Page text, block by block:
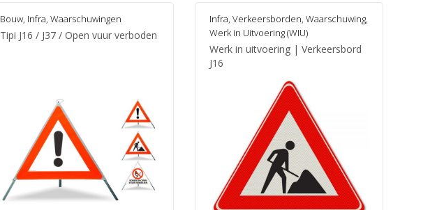
Bouw, Infra, Waarschuwingen
Tipi J16 / J37 / Open vuur verboden
Infra, Verkeersborden, Waarschuwing,
Werk in Uitvoering (WIU)
Werk in uitvoering | Verkeersbord
J16